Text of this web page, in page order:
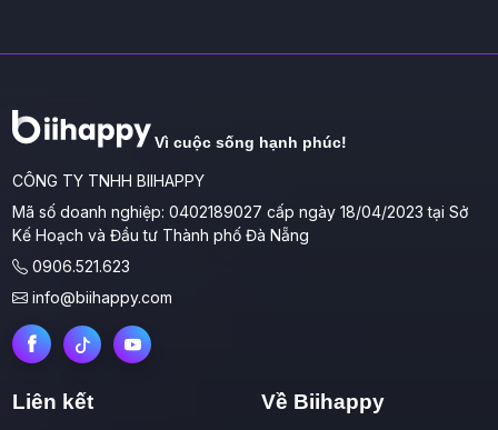
Vì cuộc sống hạnh phúc!
CÔNG TY TNHH BIIHAPPY
Mã số doanh nghiệp: 0402189027 cấp ngày 18/04/2023 tại Sở
Kế Hoạch và Đầu tư Thành phố Đà Nẵng
0906.521.623
info@biihappy.com
Liên kết Về Biihappy